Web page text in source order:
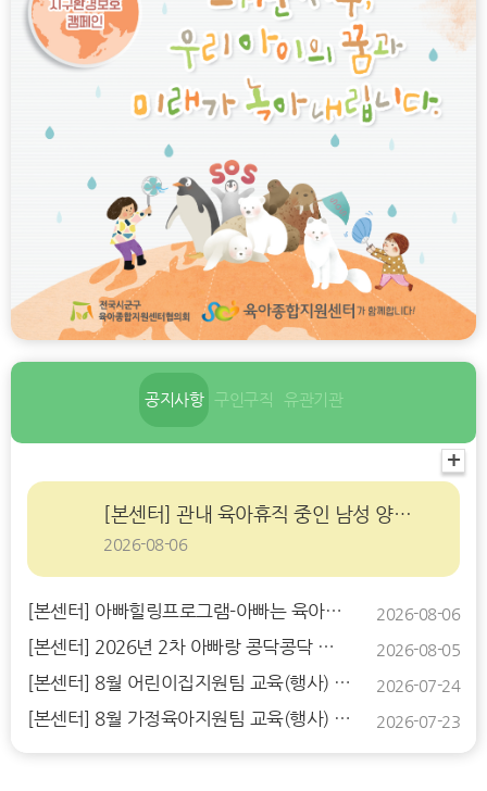
공지사항 구인구직 유관기관
[본센터] 관내 육아휴직 중인 남성 양육자를 위한 양육지원프로그램 참여자 모집..
2026-08-06
[본센터] 아빠힐링프로그램-아빠는 육아왕! 나는 슈퍼맨! 참여자 모집 안내 2026-08-06
[본센터] 2026년 2차 아빠랑 콩닥콩닥 숲놀이 참여자 모집 안내 2026-08-05
[본센터] 8월 어린이집지원팀 교육(행사) 일정 2026-07-24
[본센터] 8월 가정육아지원팀 교육(행사) 일정 2026-07-23
+